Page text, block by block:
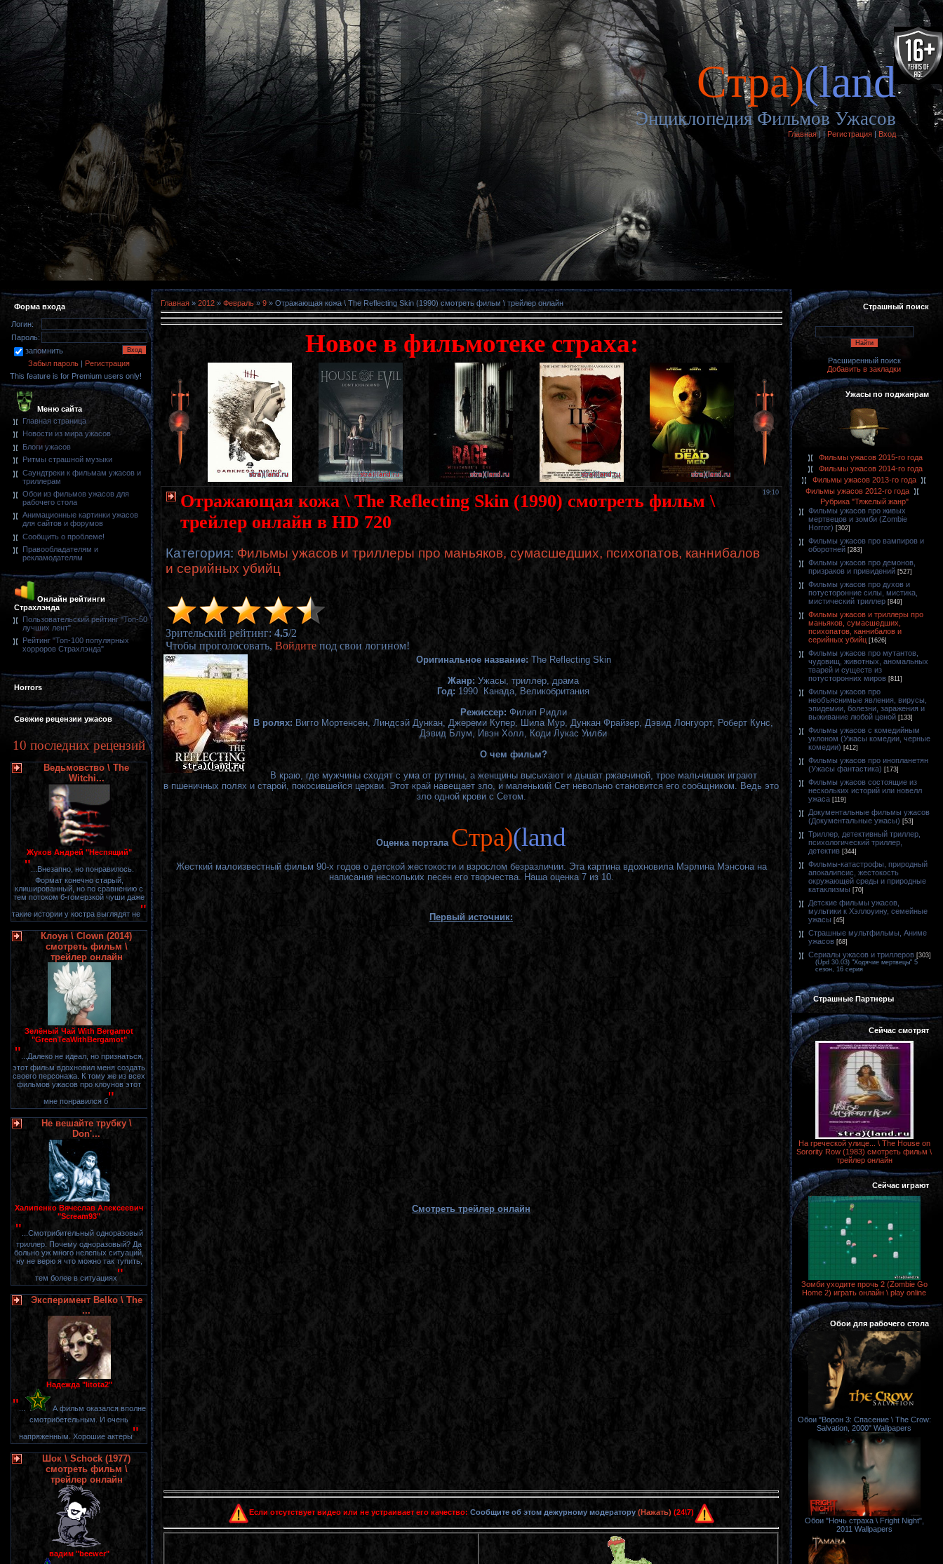
Cтра)(land
Энциклопедия Фильмов Ужасов
Главная| |Регистрация|Вход
Форма входа
Логин:
Пароль:
запомнить
Забыл пароль | Регистрация
This feature is for Premium users only!
Меню сайта
Главная страница
Новости из мира ужасов
Блоги ужасов
Ритмы страшной музыки
Саундтреки к фильмам ужасов и
триллерам
Обои из фильмов ужасов для
рабочего стола
Анимационные картинки ужасов
для сайтов и форумов
Сообщить о проблеме!
Правообладателям и
рекламодателям
Онлайн рейтинги
Страхлэнда
Пользовательский рейтинг "Топ-50
лучших лент"
Рейтинг "Топ-100 популярных
хорроров Страхлэнда"
Horrors
Свежие рецензии ужасов
10 последних рецензий
Ведьмовство \ The
Witchi...
Жуков Андрей "Неспящий"
" ...Внезапно, но понравилось.
Формат конечно старый,
клишированный, но по сравнению с
тем потоком б-гомерзкой чуши даже
такие истории у костра выглядят не"
Клоун \ Clown (2014)
смотреть фильм \
трейлер онлайн
Зелёный Чай With Bergamot
"GreenTeaWithBergamot"
" ...Далеко не идеал, но признаться,
этот фильм вдохновил меня создать
своего персонажа. К тому же из всех
фильмов ужасов про клоунов этот
мне понравился б"
Не вешайте трубку \
Don'...
Халипенко Вячеслав Алексеевич
"Scream93"
" ...Смотрибительный одноразовый
триллер. Почему одноразовый? Да
больно уж много нелепых ситуаций,
ну не верю я что можно так тупить,
тем более в ситуациях"
Эксперимент Belko \ The
...
Надежда "litota2"
"
А фильм оказался вполне
смотрибетельным. И очень
напряженным. Хорошие актеры"
Шок \ Schock (1977)
смотреть фильм \
трейлер онлайн
вадим "beewer"
Главная » 2012 » Февраль » 9 » Отражающая кожа \ The Reflecting Skin (1990) смотреть фильм \ трейлер онлайн
Новое в фильмотеке страха:
19:10
Отражающая кожа \ The Reflecting Skin (1990) смотреть фильм \
трейлер онлайн в HD 720
Категория: Фильмы ужасов и триллеры про маньяков, сумасшедших, психопатов, каннибалов
и серийных убийц
Зрительский рейтинг: 4.5/2
Чтобы проголосовать, Войдите под свои логином!
Оригинальное название:The Reflecting Skin
Жанр: Ужасы, триллер, драма
Год: 1990
Канада, Великобритания
Режиссер: Филип Ридли
В ролях: Вигго Мортенсен, Линдсэй Дункан, Джереми Купер, Шила Мур, Дункан Фрайзер, Дэвид Лонгуорт, Роберт Кунс,
Дэвид Блум, Ивэн Холл, Коди Лукас Уилби
О чем фильм?
В краю, где мужчины сходят с ума от рутины, а женщины высыхают и дышат ржавчиной, трое мальчишек играют
в пшеничных полях и старой, покосившейся церкви. Этот край навещает зло, и маленький Сет невольно становится его сообщником. Ведь это
зло одной крови с Сетом.
Оценка портала Cтра)(land
Жесткий малоизвестный фильм 90-х годов о детской жестокости и взрослом безразличии. Эта картина вдохновила Мэрлина Мэнсона на
написания нескольких песен его творчества. Наша оценка 7 из 10.
Первый источник:
Смотреть трейлер онлайн
Если отсутствует видео или не устраивает его качество: Сообщите об этом дежурному модератору (Нажать) (24\7)
Страшный поиск
Расширенный поиск
Добавить в закладки
Ужасы по поджанрам
Фильмы ужасов 2015-го года
Фильмы ужасов 2014-го года
Фильмы ужасов 2013-го года
Фильмы ужасов 2012-го года
Рубрика "Тяжелый жанр"
Фильмы ужасов про живых
мертвецов и зомби (Zombie
Horror) [302]
Фильмы ужасов про вампиров и
оборотней [283]
Фильмы ужасов про демонов,
призраков и привидений [527]
Фильмы ужасов про духов и
потусторонние силы, мистика,
мистический триллер [849]
Фильмы ужасов и триллеры про
маньяков, сумасшедших,
психопатов, каннибалов и
серийных убийц [1626]
Фильмы ужасов про мутантов,
чудовищ, животных, аномальных
тварей и существ из
потусторонних миров [811]
Фильмы ужасов про
необъяснимые явления, вирусы,
эпидемии, болезни, заражения и
выживание любой ценой [133]
Фильмы ужасов с комедийным
уклоном (Ужасы комедии, черные
комедии) [412]
Фильмы ужасов про инопланетян
(Ужасы фантастика) [173]
Фильмы ужасов состоящие из
нескольких историй или новелл
ужаса [119]
Документальные фильмы ужасов
(Документальные ужасы) [53]
Триллер, детективный триллер,
психологический триллер,
детектив [344]
Фильмы-катастрофы, природный
апокалипсис, жестокость
окружающей среды и природные
катаклизмы [70]
Детские фильмы ужасов,
мультики к Хэллоуину, семейные
ужасы [45]
Страшные мультфильмы, Аниме
ужасов [68]
Сериалы ужасов и триллеров [303]
(Upd 30.03) "Ходячие мертвецы" 5
сезон, 16 серия
Страшные Партнеры
Сейчас смотрят
На греческой улице... \ The House on
Sorority Row (1983) смотреть фильм \
трейлер онлайн
Сейчас играют
Зомби уходите прочь 2 (Zombie Go
Home 2) играть онлайн \ play online
Обои для рабочего стола
Обои "Ворон 3: Спасение \ The Crow:
Salvation, 2000" Wallpapers
Обои "Ночь страха \ Fright Night",
2011 Wallpapers